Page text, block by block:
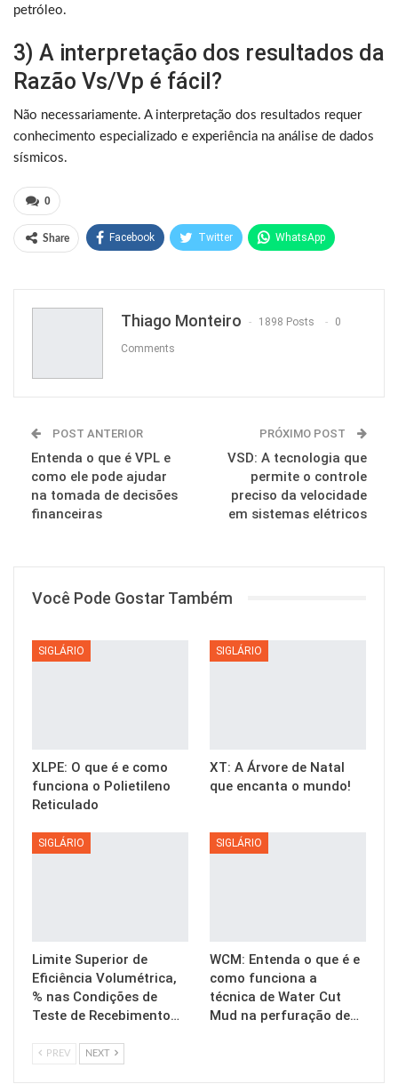
petróleo.
3) A interpretação dos resultados da
Razão Vs/Vp é fácil?
Não necessariamente. A interpretação dos resultados requer
conhecimento especializado e experiência na análise de dados
sísmicos.
0
Share Facebook Twitter WhatsApp
Thiago Monteiro 1898 Posts 0
Comments
POST ANTERIOR
Entenda o que é VPL e
como ele pode ajudar
na tomada de decisões
financeiras
PRÓXIMO POST
VSD: A tecnologia que
permite o controle
preciso da velocidade
em sistemas elétricos
Você Pode Gostar Também
SIGLÁRIO
XLPE: O que é e como
funciona o Polietileno
Reticulado
SIGLÁRIO
XT: A Árvore de Natal
que encanta o mundo!
SIGLÁRIO
Limite Superior de
Eficiência Volumétrica,
% nas Condições de
Teste de Recebimento…
SIGLÁRIO
WCM: Entenda o que é e
como funciona a
técnica de Water Cut
Mud na perfuração de…
PREV NEXT